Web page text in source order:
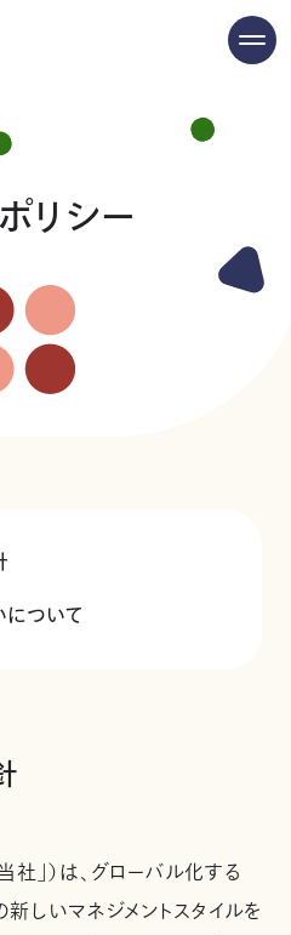
リシー
ついて
」）は、グローバル化する
しいマネジメントスタイルを